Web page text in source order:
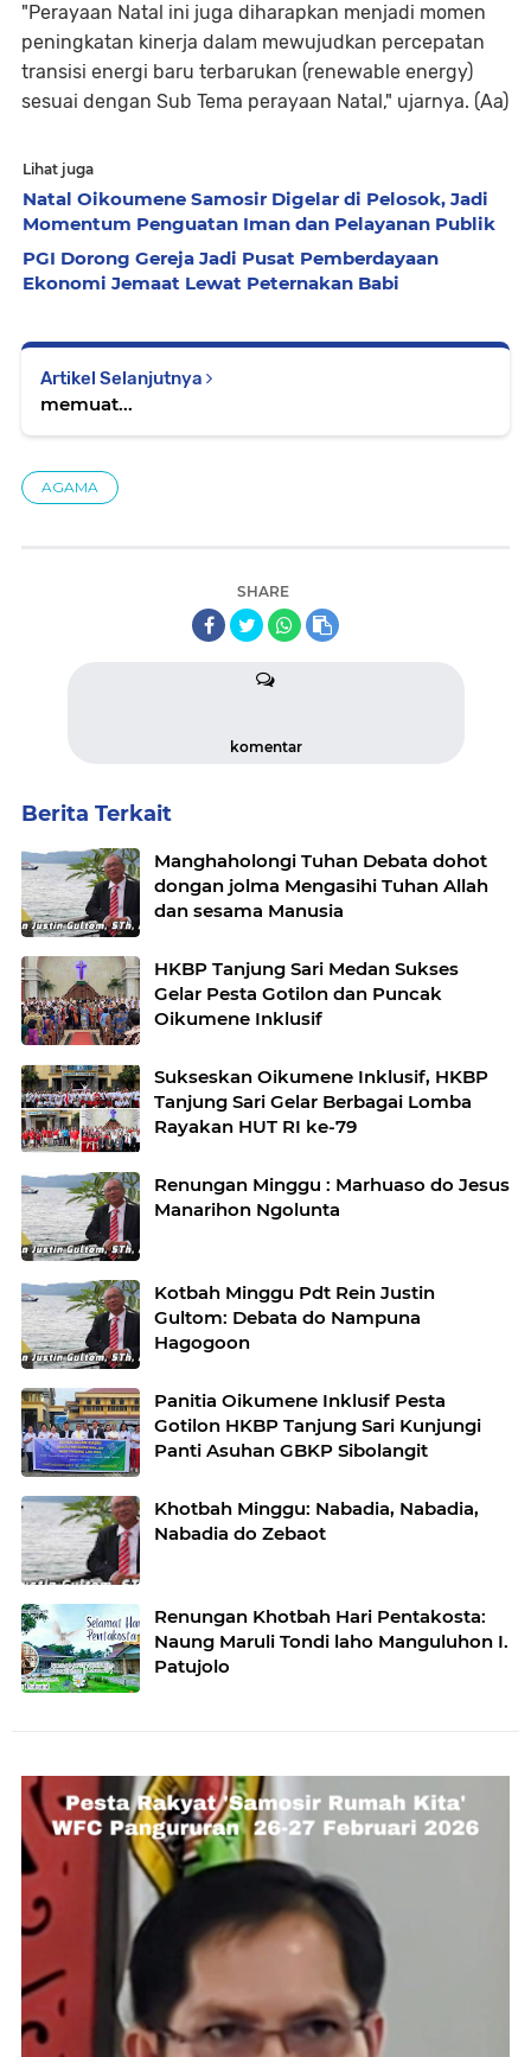
"Perayaan Natal ini juga diharapkan menjadi momen
peningkatan kinerja dalam mewujudkan percepatan
transisi energi baru terbarukan (renewable energy)
sesuai dengan Sub Tema perayaan Natal," ujarnya. (Aa)
Lihat juga
Natal Oikoumene Samosir Digelar di Pelosok, Jadi
Momentum Penguatan Iman dan Pelayanan Publik
PGI Dorong Gereja Jadi Pusat Pemberdayaan
Ekonomi Jemaat Lewat Peternakan Babi
Artikel Selanjutnya
memuat...
AGAMA
SHARE
komentar
Berita Terkait
Manghaholongi Tuhan Debata dohot
dongan jolma Mengasihi Tuhan Allah
dan sesama Manusia
HKBP Tanjung Sari Medan Sukses
Gelar Pesta Gotilon dan Puncak
Oikumene Inklusif
Sukseskan Oikumene Inklusif, HKBP
Tanjung Sari Gelar Berbagai Lomba
Rayakan HUT RI ke-79
Renungan Minggu : Marhuaso do Jesus
Manarihon Ngolunta
Kotbah Minggu Pdt Rein Justin
Gultom: Debata do Nampuna
Hagogoon
Panitia Oikumene Inklusif Pesta
Gotilon HKBP Tanjung Sari Kunjungi
Panti Asuhan GBKP Sibolangit
Khotbah Minggu: Nabadia, Nabadia,
Nabadia do Zebaot
Renungan Khotbah Hari Pentakosta:
Naung Maruli Tondi laho Manguluhon I.
Patujolo